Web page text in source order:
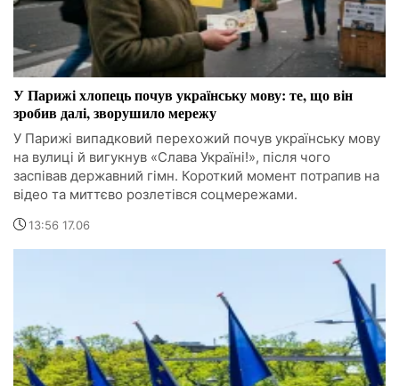
У Парижі хлопець почув українську мову: те, що він
зробив далі, зворушило мережу
У Парижі випадковий перехожий почув українську мову
на вулиці й вигукнув «Слава Україні!», після чого
заспівав державний гімн. Короткий момент потрапив на
відео та миттєво розлетівся соцмережами.
13:56 17.06